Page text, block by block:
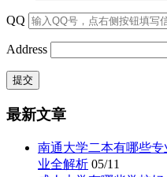
QQ
Address
最新文章
南通大学二本有哪些
业全解析 05/11